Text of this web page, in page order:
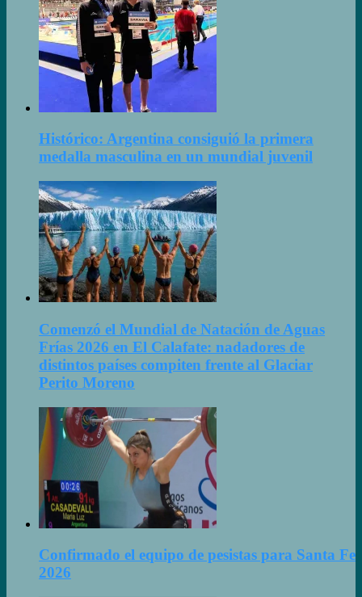
Histórico: Argentina consiguió la primera
medalla masculina en un mundial juvenil
Comenzó el Mundial de Natación de Aguas
Frías 2026 en El Calafate: nadadores de
distintos países compiten frente al Glaciar
Perito Moreno
Confirmado el equipo de pesistas para Santa Fe
2026